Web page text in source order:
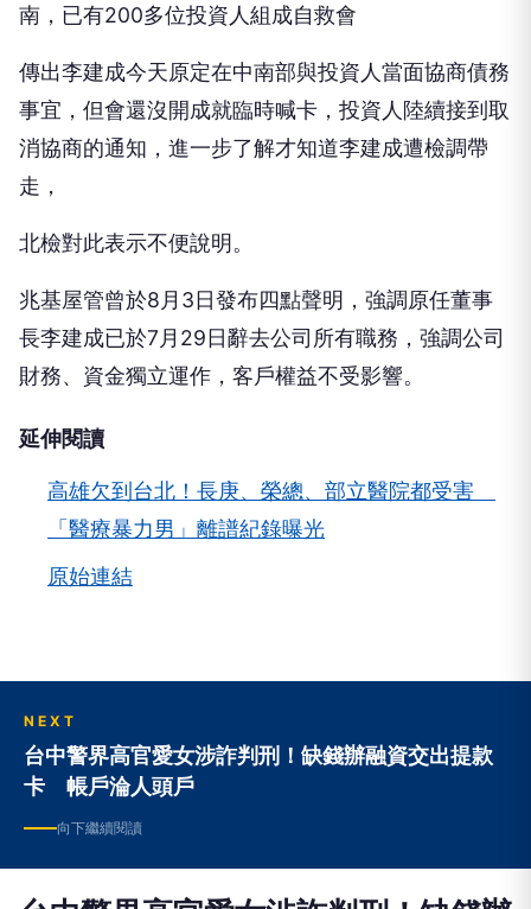
南，已有200多位投資人組成自救會
傳出李建成今天原定在中南部與投資人當面協商債務
事宜，但會還沒開成就臨時喊卡，投資人陸續接到取
消協商的通知，進一步了解才知道李建成遭檢調帶
走，
北檢對此表示不便說明。
兆基屋管曾於8月3日發布四點聲明，強調原任董事
長李建成已於7月29日辭去公司所有職務，強調公司
財務、資金獨立運作，客戶權益不受影響。
延伸閱讀
高雄欠到台北！長庚、榮總、部立醫院都受害
「醫療暴力男」離譜紀錄曝光
原始連結
NEXT
台中警界高官愛女涉詐判刑！缺錢辦融資交出提款
卡 帳戶淪人頭戶
向下繼續閱讀